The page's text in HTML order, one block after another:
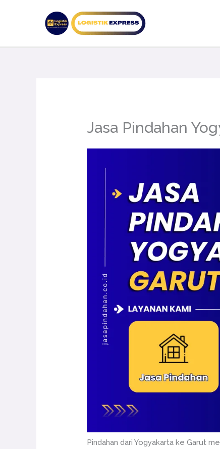
Jasa Pindahan
Pindahan dari Yogyakarta ke Garut